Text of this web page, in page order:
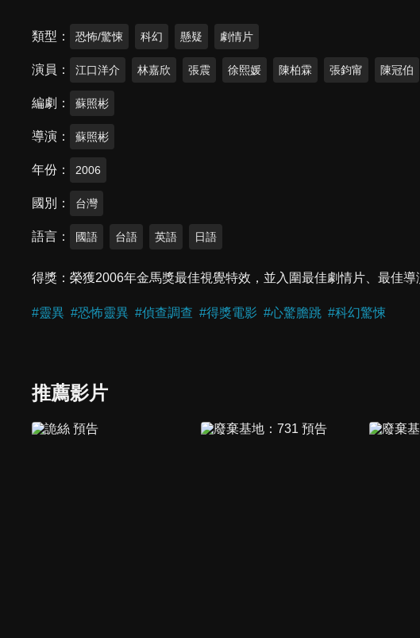
類型 恐怖/驚悚 科幻 懸疑 劇情片
演員 江口洋介 林嘉欣 張震 徐熙媛 陳柏霖 張鈞甯 陳冠伯
編劇 蘇照彬
導演 蘇照彬
年份 2006
國別 台灣
語言 國語 台語 英語 日語
得獎 榮獲2006年金馬獎最佳視覺特效，並入圍最佳劇情片、最佳導
#靈異 #恐怖靈異 #偵查調查 #得獎電影 #心驚膽跳 #科幻驚悚
推薦影片